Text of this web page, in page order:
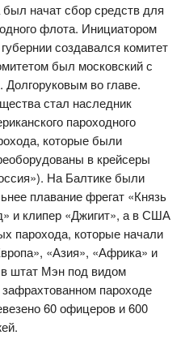
начат сбор средств для
флота. Инициатором
создавался комитет
был московский с
Долгоруковым во главе.
стал наследник
пароходного
которые были
в крейсеры
На Балтике были
плавание фрегат «Князь
и клипер «Джигит», а в США
парохода, которые начали
«Азия», «Африка» и
штат Мэн под видом
пароходе
60 офицеров и 600